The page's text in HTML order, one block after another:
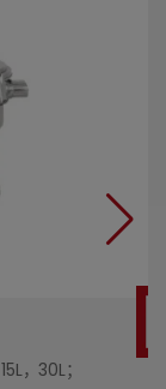
，30L；